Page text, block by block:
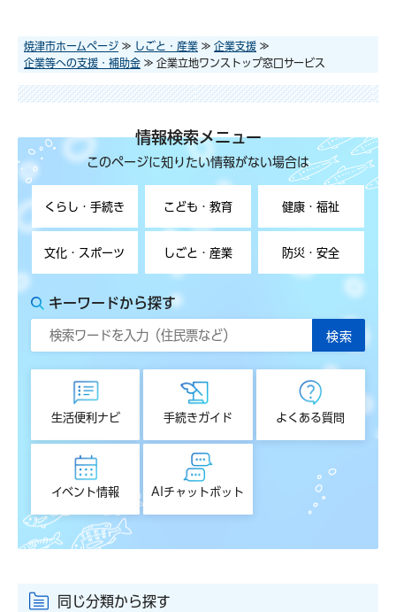
焼津市ホームページ ≫ しごと・産業 ≫ 企業支援 ≫
企業等への支援・補助金 ≫ 企業立地ワンストップ窓口サービス
情報検索メニュー
このページに知りたい情報がない場合は
くらし・手続き こども・教育 健康・福祉
文化・スポーツ しごと・産業 防災・安全
キーワードから探す
生活便利ナビ 手続きガイド よくある質問
イベント情報 AIチャットボット
同じ分類から探す